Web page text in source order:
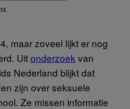
maar zoveel lijkt er nog
Uitonderzoek van
Nederland blijkt dat
zijn over seksuele
Ze missen informatie